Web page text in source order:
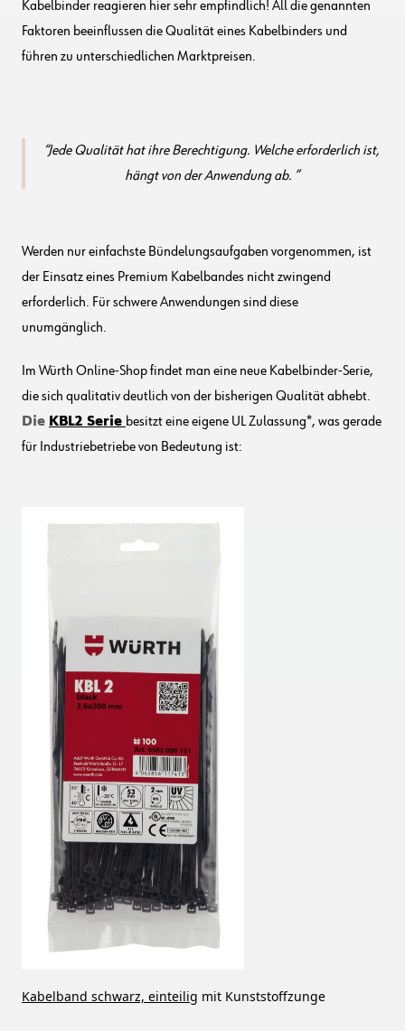
Kabelbinder reagieren hier sehr empfindlich! All die genannten
Faktoren beeinflussen die Qualität eines Kabelbinders und
führen zu unterschiedlichen Marktpreisen.
Jede Qualität hat ihre Berechtigung. Welche erforderlich ist,
hängt von der Anwendung ab.
Werden nur einfachste Bündelungsaufgaben vorgenommen, ist
der Einsatz eines Premium Kabelbandes nicht zwingend
erforderlich. Für schwere Anwendungen sind diese
unumgänglich.
Im Würth Online-Shop findet man eine neue Kabelbinder-Serie,
die sich qualitativ deutlich von der bisherigen Qualität abhebt.
Die KBL2 Serie besitzt eine eigene UL Zulassung*, was gerade
für Industriebetriebe von Bedeutung ist:
Kabelband schwarz, einteilig mit Kunststoffzunge